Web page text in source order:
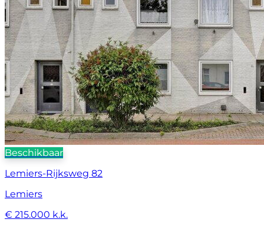
Beschikbaar
Lemiers-Rijksweg 82
Lemiers
€ 215.000 k.k.